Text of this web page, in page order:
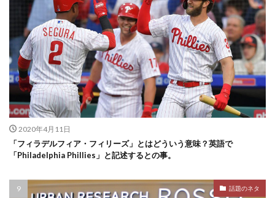
2020年4月11日
「フィラデルフィア・フィリーズ」とはどういう意味？英語で
「Philadelphia Phillies」と記述するとの事。
話題のネタ